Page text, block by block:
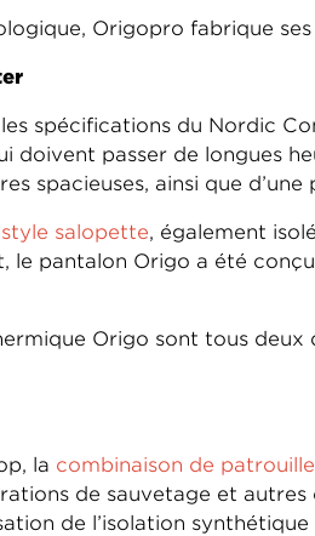
Origopro fabrique
spécifications du Nordic
doivent passer de longues
spacieuses, ainsi que
salopette, également
pantalon Origo a été
Origo sont tous
la combinaison de
de sauvetage et
de l’isolation